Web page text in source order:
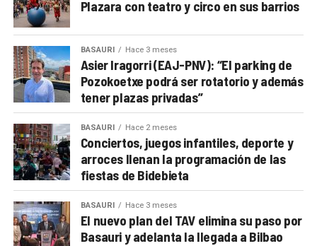
Plazara con teatro y circo en sus barrios
BASAURI Hace 3 meses
Asier Iragorri (EAJ-PNV): “El parking de
Pozokoetxe podrá ser rotatorio y además
tener plazas privadas”
BASAURI Hace 2 meses
Conciertos, juegos infantiles, deporte y
arroces llenan la programación de las
fiestas de Bidebieta
BASAURI Hace 3 meses
El nuevo plan del TAV elimina su paso por
Basauri y adelanta la llegada a Bilbao